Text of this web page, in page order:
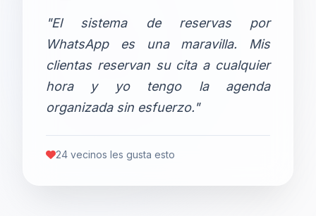
"El sistema de reservas por
WhatsApp es una maravilla. Mis
clientas reservan su cita a cualquier
hora y yo tengo la agenda
organizada sin esfuerzo."
24 vecinos les gusta esto